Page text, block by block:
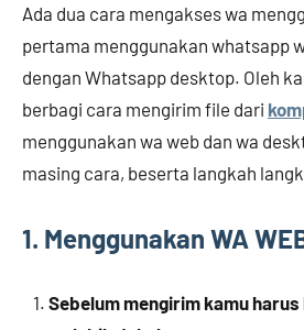
Ada dua cara mengakses wa
pertama menggunakan whatsapp
dengan Whatsapp desktop. Oleh
berbagi cara mengirim file dari
menggunakan wa web dan wa
masing cara, beserta langkah
1. Menggunakan WA
Sebelum mengirim kamu harus